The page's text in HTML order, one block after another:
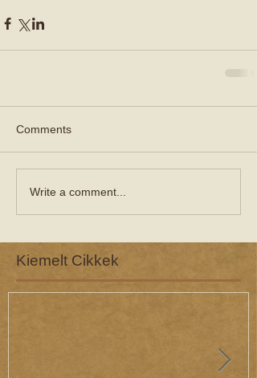
Comments
Write a comment...
Kiemelt Cikkek